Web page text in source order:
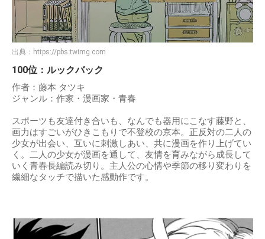
出典： https://pbs.twimg.com
100位：ルックバック
作者：藤本 タツキ
ジャンル：作家・漫画家・青春
スポーツも友達付き合いも、なんでも器用にこなす藤野と、
画力はすごいがひきこもりで不登校の京本。正反対の二人の
少女が出会い、互いに刺激しあい、共に漫画を作り上げてい
く。二人の少女が漫画を通して、友情を育みながら成長して
いく青春長編読み切り。主人公の心情や季節の移り変わりを
繊細なタッチで描いた感動作です。